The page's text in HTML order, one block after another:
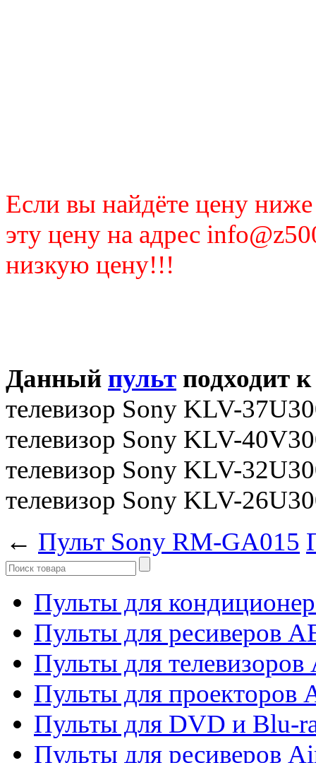
Если вы найдёте цену
эту цену на адрес
низкую цену!!!
Данный пульт подходит
телевизор Sony KLV-
телевизор Sony KLV-
телевизор Sony KLV-
телевизор Sony KLV-
← Пульт Sony RM-GA015
Пульты для
Пульты для ресиверов
Пульты для телевизоров
Пульты для проекторов
Пульты для DVD и Blu-
Пульты для ресиверов